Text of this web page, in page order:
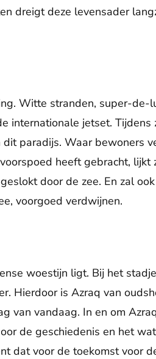
dreigt deze levensader
Witte stranden, super-de-
internationale jetset. Tijdens
paradijs. Waar bewoners
heeft gebracht, lijkt
door de zee. En zal
voorgoed verdwijnen.
woestijn ligt. Bij het
Hierdoor is Azraq van
van vandaag. In en om
de geschiedenis en het
dat voor de toekomst voor